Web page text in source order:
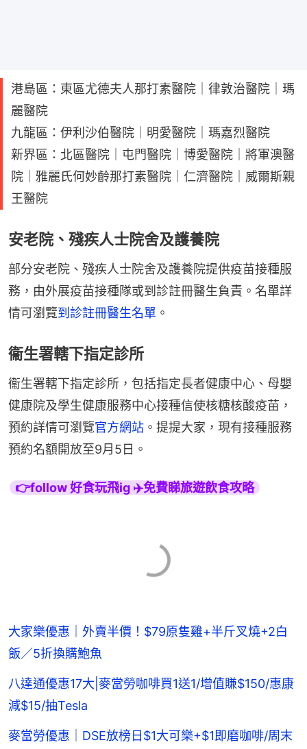
港島區：東區尤德夫人那打素醫院｜律敦治醫院｜瑪
麗醫院
九龍區：伊利沙伯醫院｜明愛醫院｜瑪嘉烈醫院
新界區：北區醫院｜屯門醫院｜博愛醫院｜將軍澳醫
院｜雅麗氏何妙齡那打素醫院｜仁濟醫院｜威爾斯親
王醫院
安老院、殘疾人士院舍及護養院
部分安老院、殘疾人士院舍及護養院提供疫苗接種服
務，由外展疫苗接種隊或到診註冊醫生負責。名單詳
情可瀏覽到診註冊醫生名單 。
衞生署轄下指定診所
衞生署轄下指定診所，包括指定長者健康中心、母嬰
健康院及學生健康服務中心接種信使核糖核酸疫苗，
預約詳情可瀏覽官方網站 。提提大家，現有接種服務
預約名額開放至9月5日。
👉follow 好食玩飛ig ✈️免費睇旅遊飲食攻略
大家樂優惠｜外賣半價！$79原隻雞+半斤叉燒+2白
飯／5折換購鮑魚
八達通優惠17大|麥當勞咖啡買1送1/增值賺$150/惠康
減$15/抽Tesla
麥當勞優惠｜DSE放榜日$1大可樂+$1即磨咖啡/周末